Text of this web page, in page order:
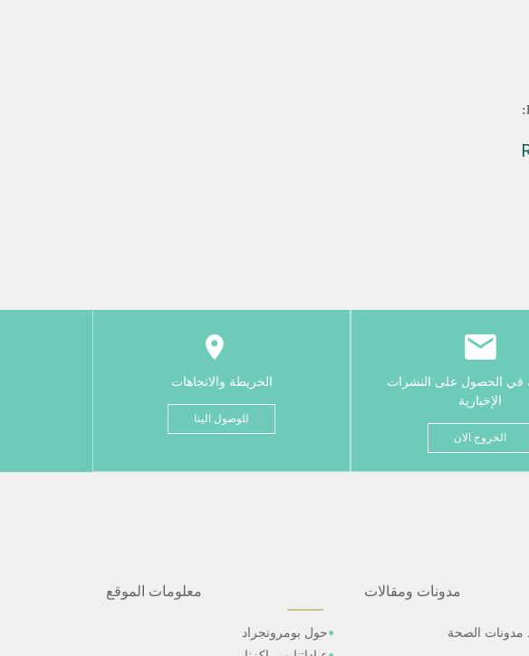
في الحصول على النشرات
الإخبارية
الخروج الان
الخريطة والاتجاهات
للوصول الينا
مدونات ومقالات
مدونات الصحة
معلومات الموقع
حول بومرونجراد